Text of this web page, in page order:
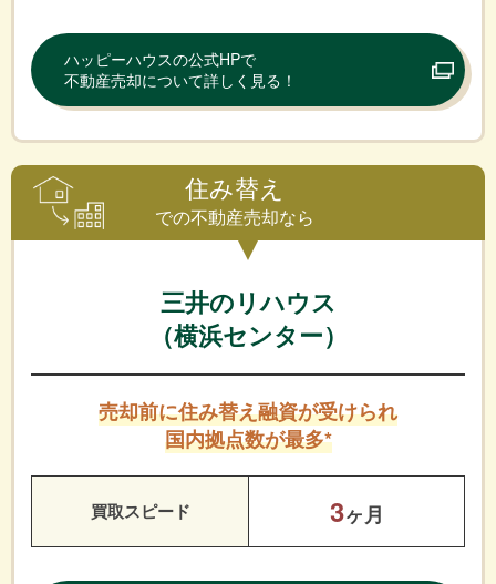
ハッピーハウスの公式HPで
不動産売却について詳しく見る！
住み替え
での不動産売却なら
三井のリハウス
（横浜センター）
売却前に住み替え融資が受けられ
国内拠点数が最多*
買取スピード 3ヶ月